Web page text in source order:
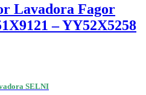
Lavadora Fagor
– YY52X5258
SELNI